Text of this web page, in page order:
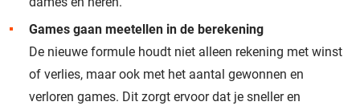
Games gaan meetellen in de berekening
De nieuwe formule houdt niet alleen rekening met winst
of verlies, maar ook met het aantal gewonnen en
verloren games. Dit zorgt ervoor dat je sneller en